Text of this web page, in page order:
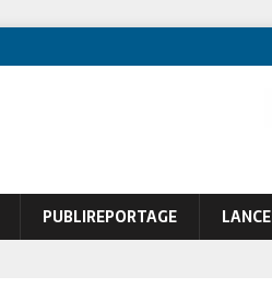
PUBLIREPORTAGE